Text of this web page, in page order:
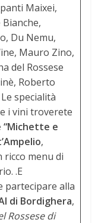
Maixei,
Du Nemu,
Mauro Zino,
del Rossese
Roberto
specialità
i vini troverete
e
,
ricco menu di
.E
partecipare alla
di Bordighera,
Rossese di